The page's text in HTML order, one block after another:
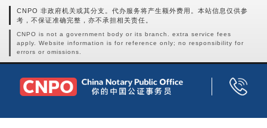
CNPO 非政府机关或其分支。代办服务将产生额外费用。本站信息仅供参
考，不保证准确完整，亦不承担相关责任。
CNPO is not a government body or its branch. extra service fees
apply. Website information is for reference only; no responsibility for
errors or omissions.